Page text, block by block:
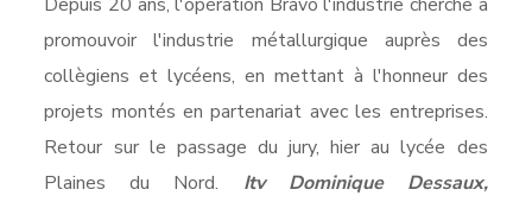
promouvoir l'industrie métallurgique auprès des
collègiens et lycéens, en mettant à l'honneur des
projets montés en partenariat avec les entreprises.
Retour sur le passage du jury, hier au lycée des
Plaines du Nord. Itv Dominique Dessaux,